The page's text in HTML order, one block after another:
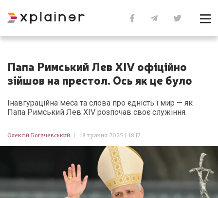
Папа Римський Лев XIV офіційно
зійшов на престол. Ось як це було
Інавгураційна меса та слова про єдність і мир — як
Папа Римський Лев XIV розпочав своє служіння.
Олексій Богачевський 18 травня 2025 | 18:17